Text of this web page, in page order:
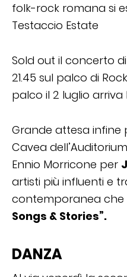
folk-rock romana si
Testaccio Estate
Sold out il concerto di
21.45 sul palco di
palco il 2 luglio arriva
Grande attesa infine
Cavea
Ennio Morricone per
artisti più influenti e
contemporanea che
Songs & Stories”.
DANZA